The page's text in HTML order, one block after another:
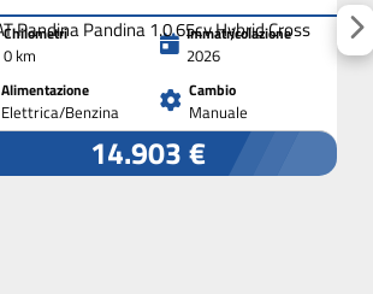
Chilometri
0 km
Immatricolazione
2026
Alimentazione
Elettrica/Benzina
Cambio
Manuale
14.903 €